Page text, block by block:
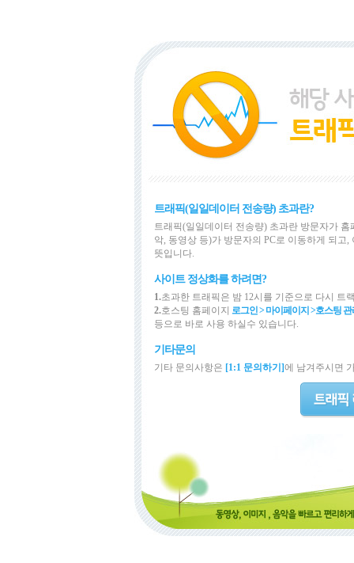
트래픽(일일데이터 전송량) 초과란?
트래픽(일일데이터 전송량) 초과란 방문자가
악, 동영상 등)가 방문자의 PC로 이동하게 되
뜻입니다.
사이트 정상화를 하려면?
1.초과한 트래픽은 밤 12시를 기준으로 다시 트
2.호스팅 홈페이지 로그인 > 마이페이지 >호스팅 관
등으로 바로 사용 하실수 있습니다.
기타문의
기타 문의사항은 [1:1 문의하기]에 남겨주시면